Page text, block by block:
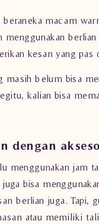
macam
menggunakan
kesan yang pas
masih belum bisa
kalian bisa
dengan
menggunakan jam
bisa
berlian juga. Tapi,
atau memiliki